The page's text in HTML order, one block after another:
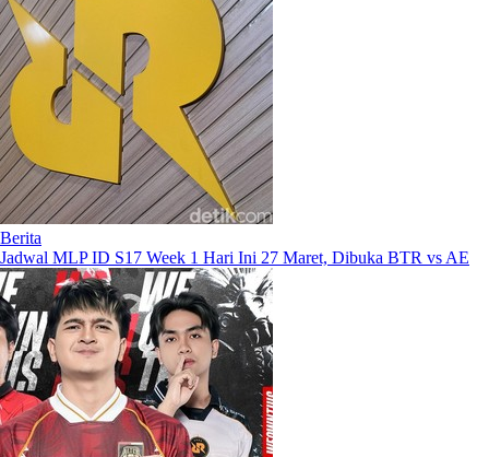
Berita
Jadwal MLP ID S17 Week 1 Hari Ini 27 Maret, Dibuka BTR vs AE